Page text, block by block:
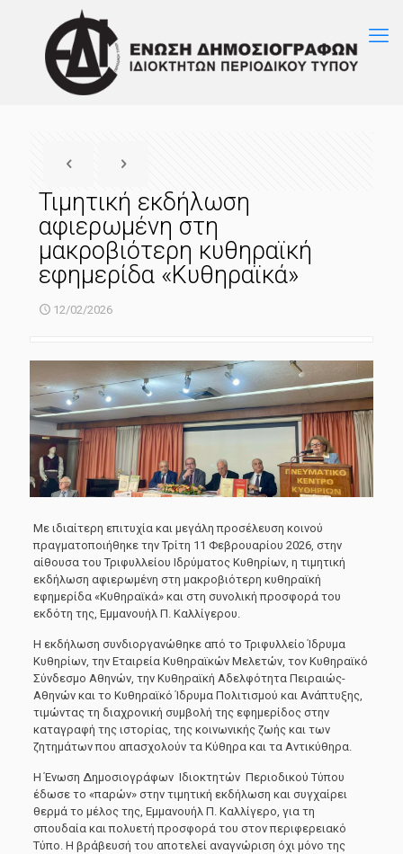
Τιμητική εκδήλωση
αφιερωμένη στη
μακροβιότερη κυθηραϊκή
εφημερίδα «Κυθηραϊκά»
12/02/2026
Με ιδιαίτερη επιτυχία και μεγάλη προσέλευση κοινού
πραγματοποιήθηκε την Τρίτη 11 Φεβρουαρίου 2026, στην
αίθουσα του Τριφυλλείου Ιδρύματος Κυθηρίων, η τιμητική
εκδήλωση αφιερωμένη στη μακροβιότερη κυθηραϊκή
εφημερίδα «Κυθηραϊκά» και στη συνολική προσφορά του
εκδότη της, Εμμανουήλ Π. Καλλίγερου.
Η εκδήλωση συνδιοργανώθηκε από το Τριφυλλείο Ίδρυμα
Κυθηρίων, την Εταιρεία Κυθηραϊκών Μελετών, τον Κυθηραϊκό
Σύνδεσμο Αθηνών, την Κυθηραϊκή Αδελφότητα Πειραιώς-
Αθηνών και το Κυθηραϊκό Ίδρυμα Πολιτισμού και Ανάπτυξης,
τιμώντας τη διαχρονική συμβολή της εφημερίδος στην
καταγραφή της ιστορίας, της κοινωνικής ζωής και των
ζητημάτων που απασχολούν τα Κύθηρα και τα Αντικύθηρα.
Η Ένωση Δημοσιογράφων Ιδιοκτητών Περιοδικού Τύπου
έδωσε το «παρών» στην τιμητική εκδήλωση και συγχαίρει
θερμά το μέλος της, Εμμανουήλ Π. Καλλίγερο, για τη
σπουδαία και πολυετή προσφορά του στον περιφερειακό
Τύπο. Η βράβευσή του αποτελεί αναγνώριση όχι μόνο της